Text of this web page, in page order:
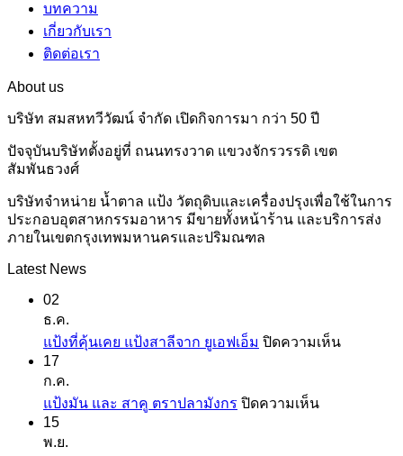
บทความ
เกี่ยวกับเรา
ติดต่อเรา
About us
บริษัท สมสหทวีวัฒน์ จำกัด เปิดกิจการมา กว่า 50 ปี
ปัจจุบันบริษัทตั้งอยู่ที่ ถนนทรงวาด แขวงจักรวรรดิ เขต
สัมพันธวงศ์
บริษัทจำหน่าย น้ำตาล แป้ง วัตถุดิบและเครื่องปรุงเพื่อใช้ในการ
ประกอบอุตสาหกรรมอาหาร มีขายทั้งหน้าร้าน และบริการส่ง
ภายในเขตกรุงเทพมหานครและปริมณฑล
Latest News
02
ธ.ค.
แป้งที่คุ้นเคย แป้งสาลีจาก ยูเอฟเอ็ม ปิดความเห็นบน
17
ก.ค.
แป้งมัน และ สาคู ตราปลามังกร ปิดความเห็นบน
15
พ.ย.